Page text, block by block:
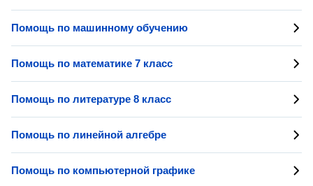
Помощь по машинному обучению
Помощь по математике 7 класс
Помощь по литературе 8 класс
Помощь по линейной алгебре
Помощь по компьютерной графике